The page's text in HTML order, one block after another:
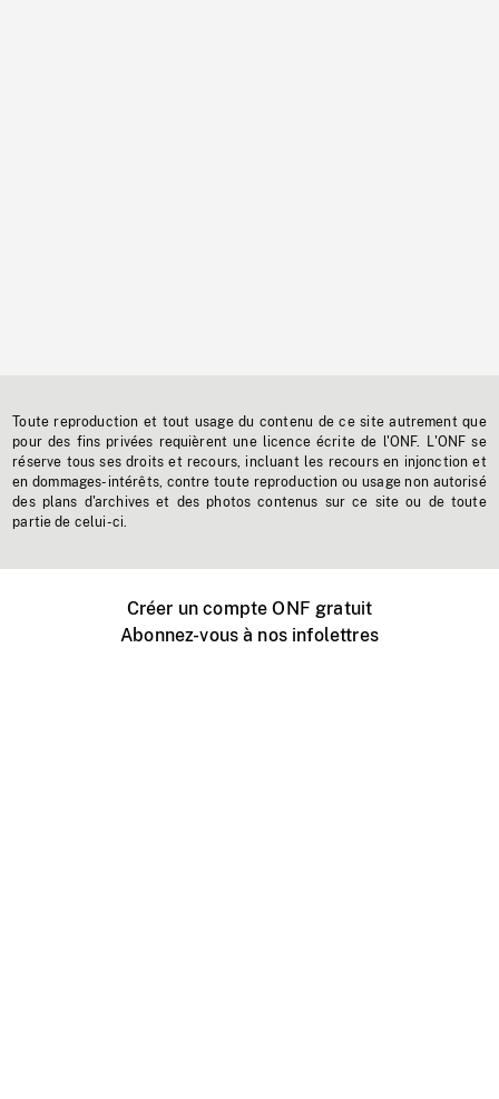
Toute reproduction et tout usage du contenu de ce site autrement que
pour des fins privées requièrent une licence écrite de l'ONF. L'ONF se
réserve tous ses droits et recours, incluant les recours en injonction et
en dommages-intérêts, contre toute reproduction ou usage non autorisé
des plans d'archives et des photos contenus sur ce site ou de toute
partie de celui-ci.
Créer un compte ONF gratuit
Abonnez-vous à nos infolettres